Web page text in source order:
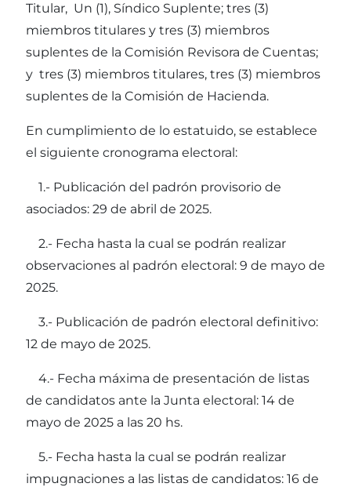
Titular, Un (1), Síndico Suplente; tres (3)
miembros titulares y tres (3) miembros
suplentes de la Comisión Revisora de Cuentas;
y tres (3) miembros titulares, tres (3) miembros
suplentes de la Comisión de Hacienda.
En cumplimiento de lo estatuido, se establece
el siguiente cronograma electoral:
1.- Publicación del padrón provisorio de
asociados: 29 de abril de 2025.
2.- Fecha hasta la cual se podrán realizar
observaciones al padrón electoral: 9 de mayo de
2025.
3.- Publicación de padrón electoral definitivo:
12 de mayo de 2025.
4.- Fecha máxima de presentación de listas
de candidatos ante la Junta electoral: 14 de
mayo de 2025 a las 20 hs.
5.- Fecha hasta la cual se podrán realizar
impugnaciones a las listas de candidatos: 16 de